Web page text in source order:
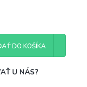
DO KOŠÍKA
U NÁS?